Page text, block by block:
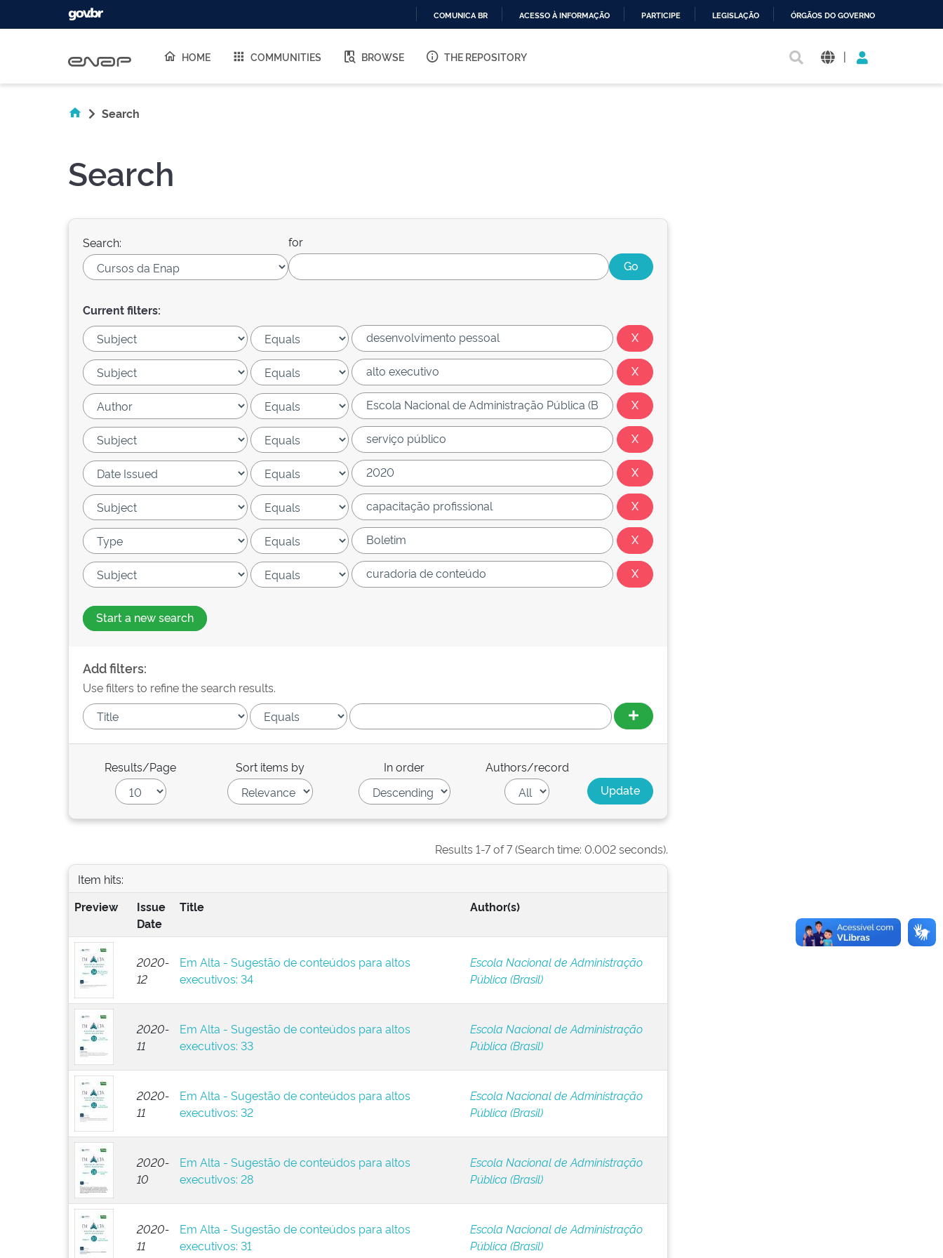
O
COMUNICA BR ACESSO À INFORMAÇÃO PARTICIPE LEGISLAÇÃO ÓRGÃOS DO GOVERNO
HOME COMMUNITIES BROWSE THE REPOSITORY |
Search
Search
Search: for
Current filters:
Start a new search
Add filters:
Use filters to refine the search results.
Results/Page Sort items by In order Authors/record
Results 1-7 of 7 (Search time: 0.002 seconds).
Item hits:
Preview
Issue
Date
Title Author(s)
2020-
12
Em Alta - Sugestão de conteúdos para altos
executivos: 34
Escola Nacional de Administração
Pública (Brasil)
2020-
11
Em Alta - Sugestão de conteúdos para altos
executivos: 33
Escola Nacional de Administração
Pública (Brasil)
2020-
11
Em Alta - Sugestão de conteúdos para altos
executivos: 32
Escola Nacional de Administração
Pública (Brasil)
2020-
10
Em Alta - Sugestão de conteúdos para altos
executivos: 28
Escola Nacional de Administração
Pública (Brasil)
2020-
11
Em Alta - Sugestão de conteúdos para altos
executivos: 31
Escola Nacional de Administração
Pública (Brasil)